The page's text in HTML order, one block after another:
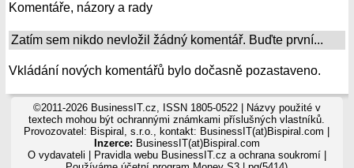
Komentáře, názory a rady
Zatím sem nikdo nevložil žádný komentář. Buďte první...
Vkládání nových komentářů bylo dočasně pozastaveno.
©2011-2026 BusinessIT.cz, ISSN 1805-0522 | Názvy použité v
textech mohou být ochrannými známkami příslušných vlastníků.
Provozovatel: Bispiral, s.r.o., kontakt: BusinessIT(at)Bispiral.com |
Inzerce: BusinessIT(at)Bispiral.com
O vydavateli
Pravidla webu BusinessIT.cz a ochrana soukromí|